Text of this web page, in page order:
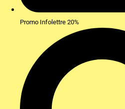
Promo Infolettre 20%